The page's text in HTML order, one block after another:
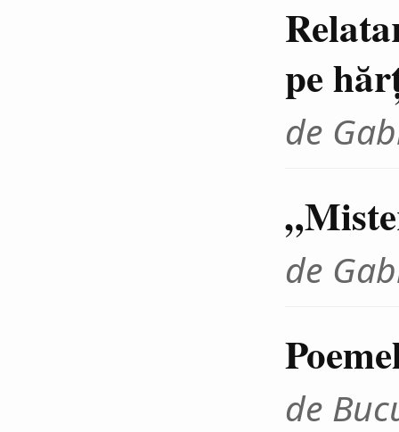
pe
de
de
de